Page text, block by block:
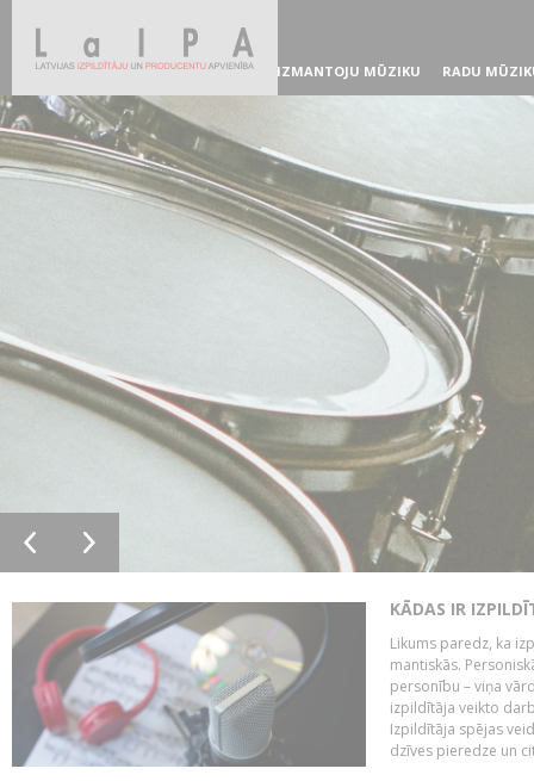
IZMANTOJU MŪZIKU RADU
KĀDAS IR
Likums paredz, ka
mantiskās.
personību – viņa
izpildītāja veikto
Izpildītāja spējas
dzīves pieredze un